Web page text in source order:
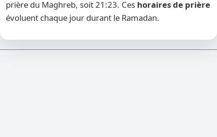
prière du Maghreb, soit 21:23. Ces horaires de prière
évoluent chaque jour durant le Ramadan.